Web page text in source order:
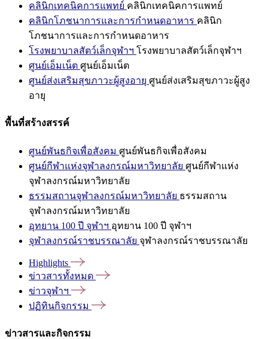
คลินิกเทคนิคการแพทย์ คลินิกเทคนิคการแพทย์
คลินิกโภชนาการและการกำหนดอาหาร คลินิก
โภชนาการและการกำหนดอาหาร
โรงพยาบาลสัตว์เล็กจุฬาฯ โรงพยาบาลสัตว์เล็กจุฬาฯ
ศูนย์เอ็มเน็ต ศูนย์เอ็มเน็ต
ศูนย์ส่งเสริมสุขภาวะผู้สูงอายุ ศูนย์ส่งเสริมสุขภาวะผู้สูง
อายุ
พื้นที่สร้างสรรค์
ศูนย์พันธกิจเพื่อสังคม ศูนย์พันธกิจเพื่อสังคม
ศูนย์กีฬาแห่งจุฬาลงกรณ์มหาวิทยาลัย ศูนย์กีฬาแห่ง
จุฬาลงกรณ์มหาวิทยาลัย
ธรรมสถานจุฬาลงกรณ์มหาวิทยาลัย ธรรมสถาน
จุฬาลงกรณ์มหาวิทยาลัย
อุทยาน 100 ปี จุฬาฯ อุทยาน 100 ปี จุฬาฯ
จุฬาลงกรณ์ราชบรรณาลัย จุฬาลงกรณ์ราชบรรณาลัย
Highlights
ข่าวสารทั้งหมด
ข่าวจุฬาฯ
ปฏิทินกิจกรรม
ข่าวสารและกิจกรรม